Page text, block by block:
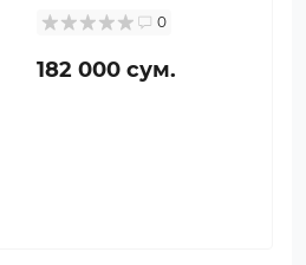
0
182 000 сум.